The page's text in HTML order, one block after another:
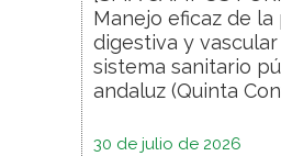
Manejo eficaz de
digestiva y
sistema sanitario
andaluz (Quinta
30 de julio de 2026